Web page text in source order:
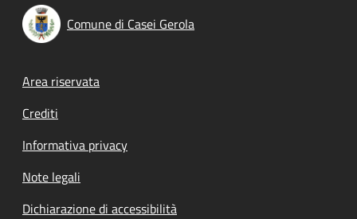
Comune di Casei Gerola
Footer menu
Area riservata
Crediti
Informativa privacy
Note legali
Dichiarazione di accessibilità